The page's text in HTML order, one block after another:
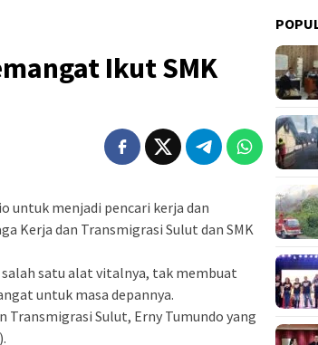
Ikut SMK
untuk menjadi pencari kerja dan
Kerja dan Transmigrasi Sulut dan SMK
satu alat vitalnya, tak membuat
untuk masa depannya.
Transmigrasi Sulut, Erny Tumundo yang